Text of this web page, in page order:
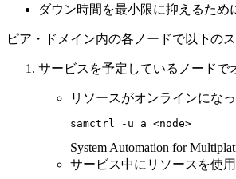
ダウン時間を最小限に抑えるた
ピア・ドメイン内の各ノードで以下の
サービスを予定しているノードで
リソースがオンラインにな
samctrl -u a <node>
System Automation for
サービス中にリソースを使